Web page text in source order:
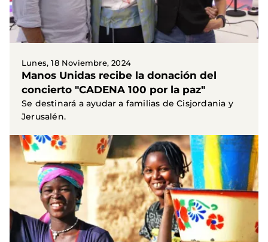
Lunes, 18 Noviembre, 2024
Manos Unidas recibe la donación del
concierto "CADENA 100 por la paz"
Se destinará a ayudar a familias de Cisjordania y
Jerusalén.